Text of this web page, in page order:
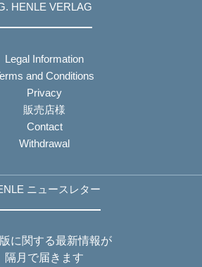
HENLE VERLAG
Legal Information
and Conditions
Privacy
販売店様
Contact
Withdrawal
ニュースレター
に関する最新情報が
隔月で届きます